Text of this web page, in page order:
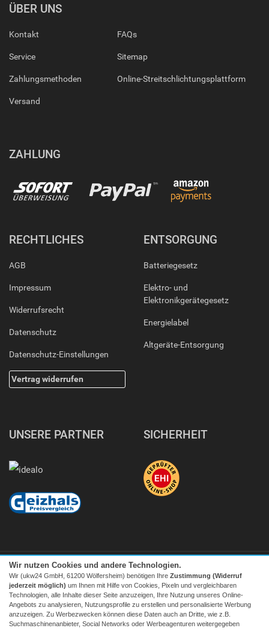
ÜBER UNS
Kontakt
Service
Zahlungsmethoden
Versand
FAQs
Sitemap
Online-Streitschlichtungsplattform
ZAHLUNG
RECHTLICHES
AGB
Impressum
Widerrufsrecht
Datenschutz
Datenschutz-Einstellungen
Vertrag widerrufen
ENTSORGUNG
Batteriegesetz
Elektro- und
Elektronikgerätegesetz
Energielabel
Altgeräte-Entsorgung
UNSERE PARTNER SICHERHEIT
Facebook| twitter
© 2026 Tecedo
Wir nutzen Cookies und andere Technologien.
Wir (ukw24 GmbH, 61200 Wölfersheim) benötigen Ihre Zustimmung (Widerruf
jederzeit möglich) um Ihnen mit Hilfe von Cookies, Pixeln und vergleichbaren
Technologien, alle Inhalte dieser Seite anzuzeigen, Ihre Nutzung unseres Online-
Angebots zu analysieren, Nutzungsprofile zu erstellen und personalisierte Werbung
anzuzeigen. Zu Werbezwecken können diese Daten auch an Dritte, wie z.B.
Suchmaschinenanbieter, Social Networks oder Werbeagenturen weitergegeben